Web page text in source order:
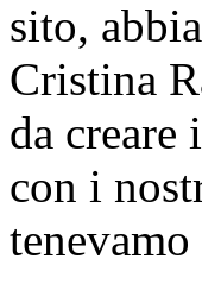
sito,
Cristina
da
con i